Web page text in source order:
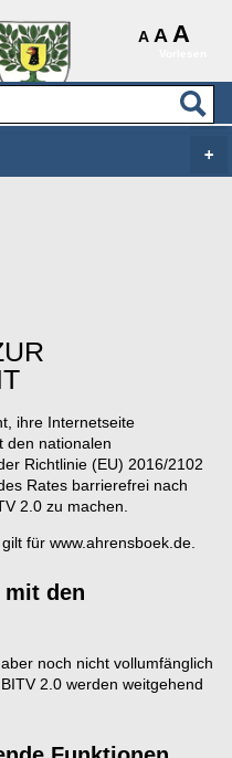
A A A
ihre Internetseite
den nationalen
Richtlinie (EU) 2016/2102
Rates barrierefrei nach
2.0 zu machen.
für www.ahrensboek.de.
mit den
noch nicht vollumfänglich
2.0 werden weitgehend